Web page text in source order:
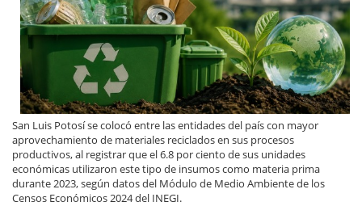
San Luis Potosí se colocó entre las entidades del país con mayor
aprovechamiento de materiales reciclados en sus procesos
productivos, al registrar que el 6.8 por ciento de sus unidades
económicas utilizaron este tipo de insumos como materia prima
durante 2023, según datos del Módulo de Medio Ambiente de los
Censos Económicos 2024 del INEGI.